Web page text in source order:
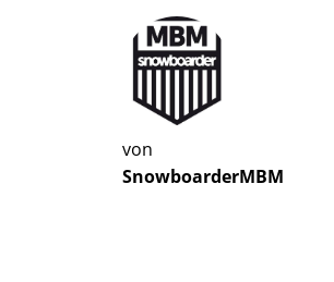
von
SnowboarderMBM